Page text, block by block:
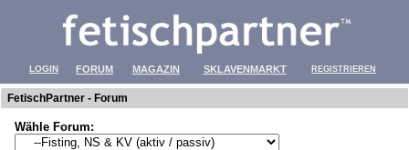
LOGIN FORUM MAGAZIN SKLAVENMARKT REGISTRIEREN
FetischPartner - Forum
Wähle Forum: